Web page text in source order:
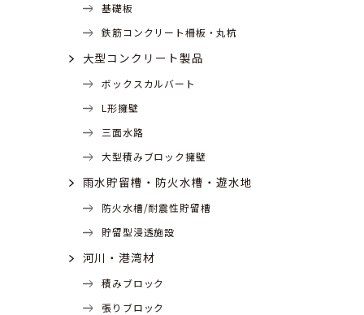
基礎板
鉄筋コンクリート柵板・丸杭
大型コンクリート製品
ボックスカルバート
L形擁壁
三面水路
大型積みブロック擁壁
雨水貯留槽・防火水槽・遊水地
防火水槽/耐震性貯留槽
貯留型浸透施設
河川・港湾材
積みブロック
張りブロック